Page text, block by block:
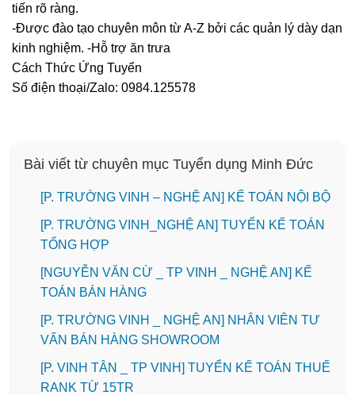
tiến rõ ràng.
-Được đào tạo chuyên môn từ A-Z bởi các quản lý dày dạn
kinh nghiệm. -Hỗ trợ ăn trưa
Cách Thức Ứng Tuyển
Số điện thoại/Zalo: 0984.125578
Bài viết từ chuyên mục Tuyển dụng Minh Đức
[P. TRƯỜNG VINH – NGHỆ AN] KẾ TOÁN NỘI BỘ
[P. TRƯỜNG VINH_NGHỆ AN] TUYỂN KẾ TOÁN
TỔNG HỢP
[NGUYỄN VĂN CỪ _ TP VINH _ NGHỆ AN] KẾ
TOÁN BÁN HÀNG
[P. TRƯỜNG VINH _ NGHỆ AN] NHÂN VIÊN TƯ
VẤN BÁN HÀNG SHOWROOM
[P. VINH TÂN _ TP VINH] TUYỂN KẾ TOÁN THUẾ
RANK TỪ 15TR